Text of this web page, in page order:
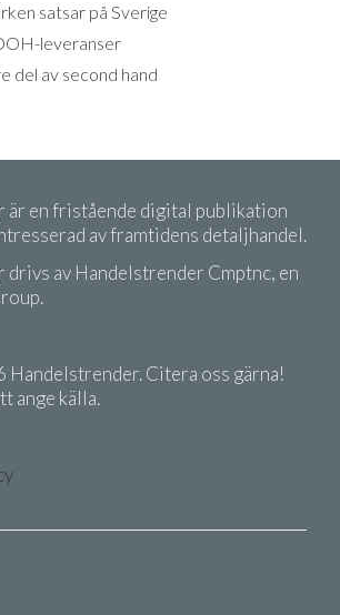
satsar på Sverige
leveranser
del av second hand
är en fristående digital publikation
av framtidens detaljhandel.
drivs av Handelstrender Cmptnc, en
Citera oss gärna!
ange källa.